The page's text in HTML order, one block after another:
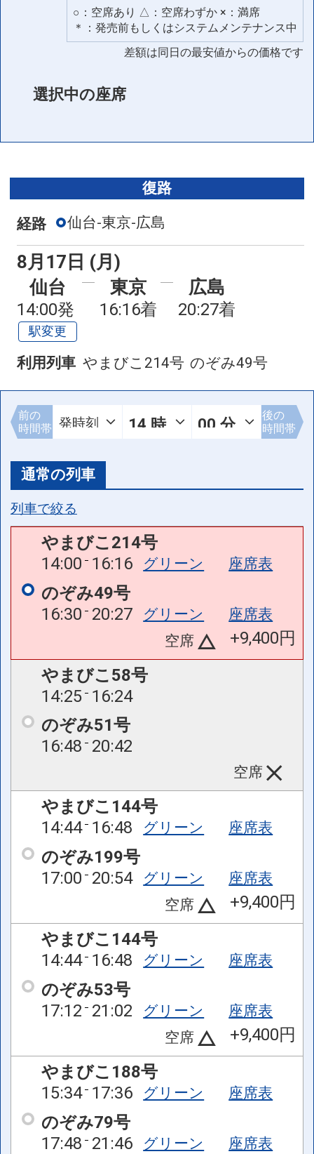
○：空席あり △：空席わずか ×：満席
＊：発売前もしくはシステムメンテナンス中
差額は同日の最安値からの価格です
選択中の座席
復路
経路 仙台-東京-広島
8月17日 (月)
仙台
14:00発
駅変更
東京
16:16着
広島
20:27着
利用列車 やまびこ214号 のぞみ49号
前の
時間帯
後の
時間帯
通常の列車
列車で絞る
やまびこ214号
14:00 16:16 グリーン 座席表
のぞみ49号
16:30 20:27 グリーン
座席表
空席
+9,400円
やまびこ58号
14:25 16:24
のぞみ51号
16:48 20:42
空席
やまびこ144号
14:44 16:48 グリーン 座席表
のぞみ199号
17:00 20:54 グリーン
座席表
空席
+9,400円
やまびこ144号
14:44 16:48 グリーン 座席表
のぞみ53号
17:12 21:02 グリーン
座席表
空席
+9,400円
やまびこ188号
15:34 17:36 グリーン 座席表
のぞみ79号
17:48 21:46 グリーン
座席表